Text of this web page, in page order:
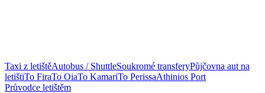
Taxi z letištěAutobus / ShuttleSoukromé transferyPůjčovna aut na
letištiTo FiraTo OiaTo KamariTo PerissaAthinios Port
Průvodce letištěm